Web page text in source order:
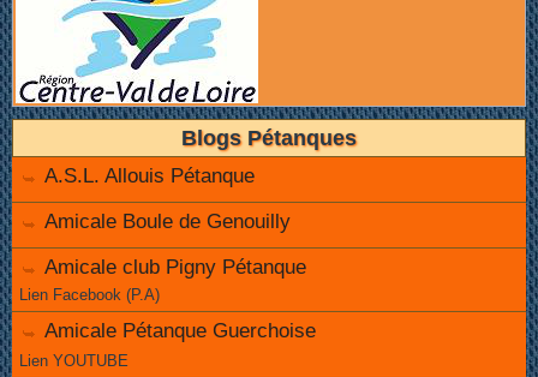
Blogs Pétanques
A.S.L. Allouis Pétanque
Amicale Boule de Genouilly
Amicale club Pigny Pétanque
Lien Facebook (P.A)
Amicale Pétanque Guerchoise
Lien YOUTUBE